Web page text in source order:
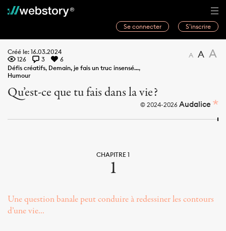
Se connecter S’inscrire
Webwriters
Concours
À propos
Créé le: 16.03.2024
126
3
6
Défis créatifs, Demain, je fais un truc insensé...,
Humour
A A A
Qu’est-ce que tu fais dans la vie?
© 2024-2026 Audalice
CHAPITRE 1
1
Une question banale peut conduire à redessiner les contours
d’une vie...